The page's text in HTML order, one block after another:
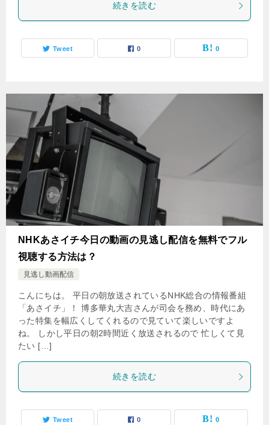
続きを読む
Tweet 0 0
NHKあさイチ今日の動画の見逃し配信を無料でフル
視聴する方法は？
見逃し動画配信
こんにちは。 平日の朝放送されているNHK総合の情報番組
「あさイチ」！ 博多華丸大吉さんが司会を務め、時代にあ
った特集を幅広くしてくれるので見ていて楽しいですよ
ね。 しかし平日の朝2時間近く放送されるので 忙しくて見
たい […]
続きを読む
Tweet 0 0